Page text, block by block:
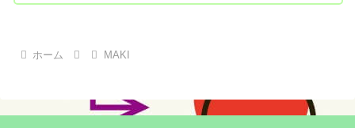
ホーム MAKI